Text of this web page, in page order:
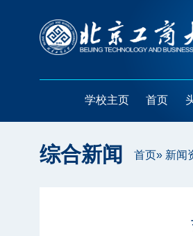
学校主页 首页
综合新闻 首页» 新闻